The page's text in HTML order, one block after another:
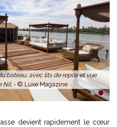
bateau, avec lits de repos et vue
Nil. - © Luxe Magazine
1 2
devient rapidement le cœur